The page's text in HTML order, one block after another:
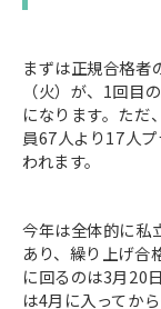
まずは正規合格者
（火）が、1回目
になります。ただ
員67人より17人
われます。
今年は全体的に私
あり、繰り上げ合
に回るのは3月20
は4月に入ってか